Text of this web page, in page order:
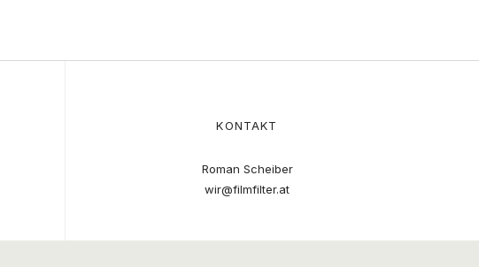
KONTAKT
Roman Scheiber
wir@filmfilter.at